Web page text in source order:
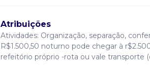
Atribuições
Atividades: Organização, separação,
R$1.500,50 noturno pode chegar à
refeitório próprio -rota ou vale transporte